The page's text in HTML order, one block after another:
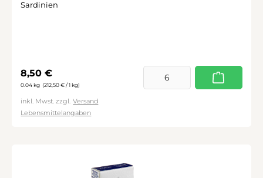
Sardinien
Regulärer Preis:
8,50 €
0.04 kg (212,50 € / 1 kg)
inkl. Mwst. zzgl. Versand
Lebensmittelangaben